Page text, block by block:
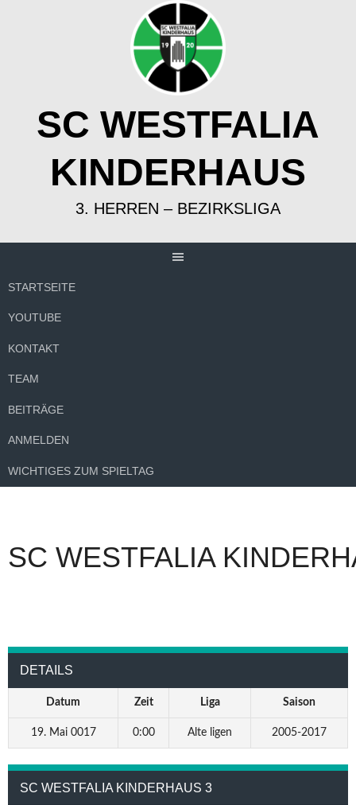
SC WESTFALIA
KINDERHAUS
3. HERREN – BEZIRKSLIGA
STARTSEITE
YOUTUBE
KONTAKT
TEAM
BEITRÄGE
ANMELDEN
WICHTIGES ZUM SPIELTAG
SC WESTFALIA
DETAILS
Datum Zeit Liga Saison
19. Mai 0017 0:00 Alte ligen 2005-2017
SC WESTFALIA KINDERHAUS 3